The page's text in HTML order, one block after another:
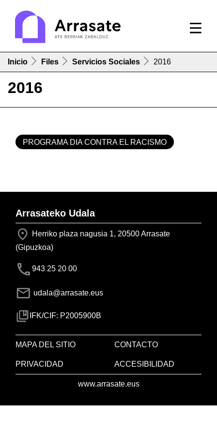
Inicio Files Servicios Sociales 2016
2016
PROGRAMA DIA CONTRA EL RACISMO
Arrasateko Udala
Herriko plaza nagusia 1, 20500 Arrasate
(Gipuzkoa)
943 25 20 00
udala@arrasate.eus
IFK/CIF: P2005900B
MAPA DEL SITIO CONTACTO
PRIVACIDAD ACCESIBILIDAD
www.arrasate.eus